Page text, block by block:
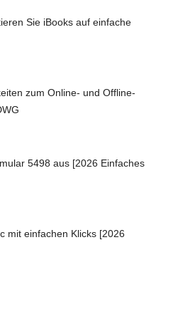
Sie iBooks auf einfache
zum Online- und Offline-
5498 aus [2026 Einfaches
mit einfachen Klicks [2026